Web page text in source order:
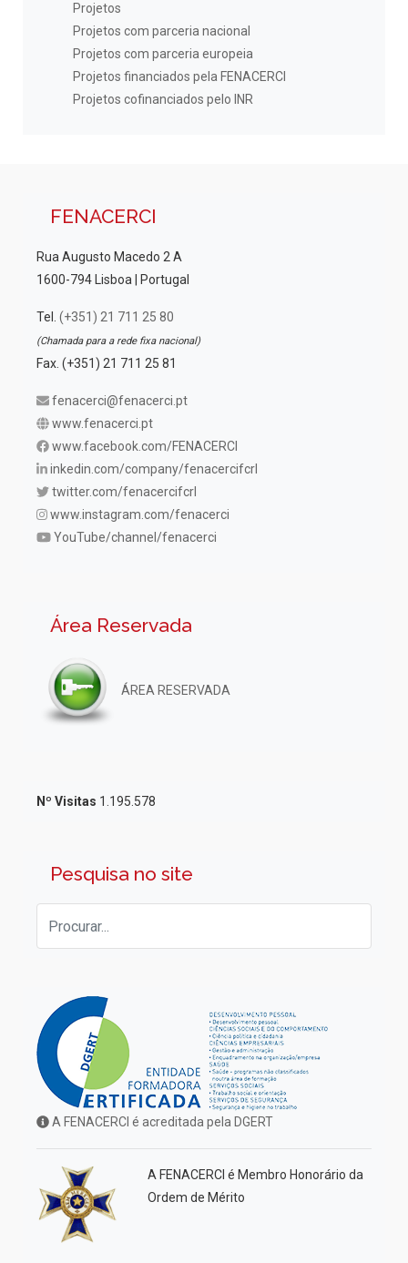
Projetos
Projetos com parceria nacional
Projetos com parceria europeia
Projetos financiados pela FENACERCI
Projetos cofinanciados pelo INR
FENACERCI
Rua Augusto Macedo 2 A
1600-794 Lisboa | Portugal
Tel. (+351) 21 711 25 80
(Chamada para a rede fixa nacional)
Fax. (+351) 21 711 25 81
fenacerci@fenacerci.pt
www.fenacerci.pt
www.facebook.com/FENACERCI
inkedin.com/company/fenacercifcrl
twitter.com/fenacercifcrl
www.instagram.com/fenacerci
YouTube/channel/fenacerci
Área Reservada
ÁREA RESERVADA
Nº Visitas 1.195.578
Pesquisa no site
A FENACERCI é acreditada pela DGERT
A FENACERCI é Membro Honorário da
Ordem de Mérito